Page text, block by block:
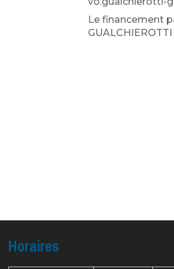
Le financement
Horaires